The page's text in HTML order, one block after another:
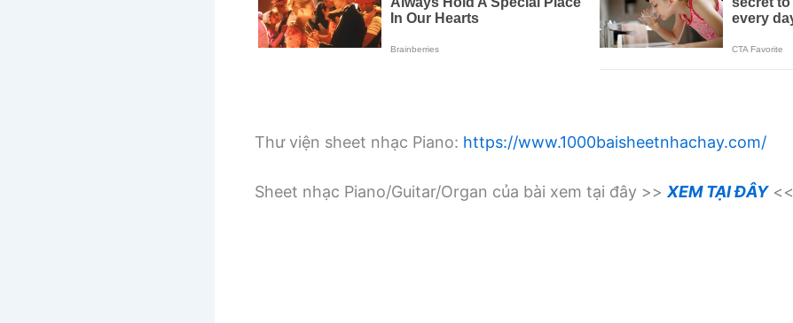
Thư viện sheet nhạc Piano: https://www.1000baisheetnhachay.com/
Sheet nhạc Piano/Guitar/Organ của bài xem tại đây >> XEM TẠI ĐÂY<<